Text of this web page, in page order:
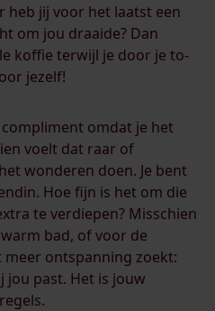
heb jij voor het laatst een
om jou draaide? Dan
koffie terwijl je door je to-
jezelf!
omdat je het
voelt dat raar of
wonderen doen. Je bent
Hoe fijn is het om die
te verdiepen? Misschien
bad, of voor de
ontspanning zoekt:
jou past. Het is jouw